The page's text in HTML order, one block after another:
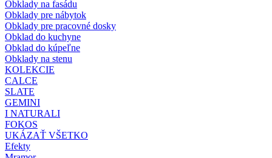
Obklady na fasádu
Obklady pre nábytok
Obklady pre pracovné dosky
Obklad do kuchyne
Obklad do kúpeľne
Obklady na stenu
KOLEKCIE
CALCE
SLATE
GEMINI
I NATURALI
FOKOS
UKÁZAŤ VŠETKO
Efekty